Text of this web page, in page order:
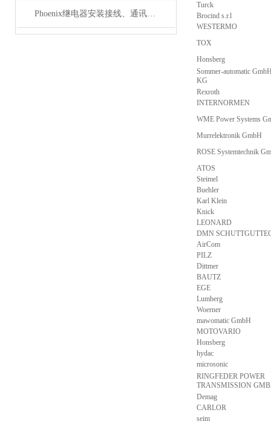
Phoenix继电器安装接线、通讯集成与故障诊断指南
Turck
Brocind s.r.l
WESTERMO
TOX
Honsberg
Sommer-automatic
KG
Rexroth
INTERNORMEN
WME Power Systems
Murrelektronik GmbH
ROSE Systemtechnik
ATOS
Steimel
Buehler
Karl Klein
Knick
LEONARD
DMN
AirCom
PILZ
Dittmer
BAUTZ
EGE
Lumberg
Woerner
mawomatic GmbH
MOTOVARIO
Honsberg
hydac
microsonic
RINGFEDER POWER
TRANSMISSION
Demag
CARLOR
seim